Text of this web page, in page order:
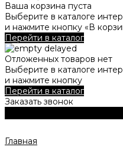
Ваша корзина пуста
Выберите в каталоге
и нажмите кнопку «В
Перейти в каталог
Отложенных товаров нет
Выберите в каталоге
и нажмите кнопку
Перейти в каталог
Заказать звонок
Главная